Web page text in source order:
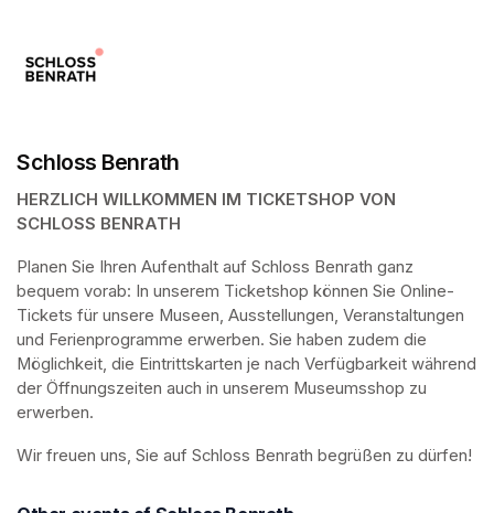
Schloss Benrath
HERZLICH WILLKOMMEN IM TICKETSHOP VON
SCHLOSS BENRATH
Planen Sie Ihren Aufenthalt auf Schloss Benrath ganz
bequem vorab: In unserem Ticketshop können Sie Online-
Tickets für unsere Museen, Ausstellungen, Veranstaltungen
und Ferienprogramme erwerben. Sie haben zudem die
Möglichkeit, die Eintrittskarten je nach Verfügbarkeit während
der Öffnungszeiten auch in unserem Museumsshop zu
erwerben.
Wir freuen uns, Sie auf Schloss Benrath begrüßen zu dürfen!